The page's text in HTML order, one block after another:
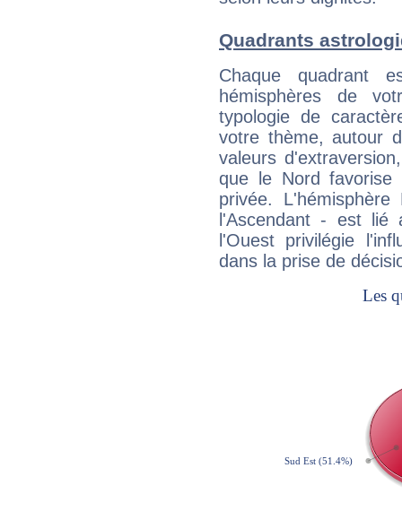
Quadrants
Chaque quadrant
hémisphères de
typologie de
votre thème, autour
valeurs
que le Nord favorise
privée.
l'Ascendant - est
l'Ouest privilégie
dans la prise de